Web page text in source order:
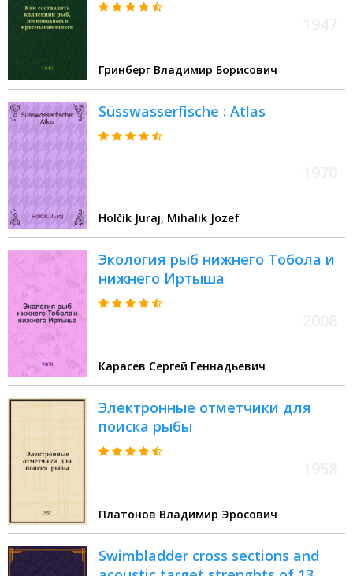
Гринберг Владимир Борисович
Süsswasserfische : Atlas
Holčík Juraj, Mihalik Jozef
Экология рыб нижнего Тобола и
нижнего Иртыша
Карасев Сергей Геннадьевич
Электронные отметчики для
поиска рыбы
Платонов Владимир Эросович
Swimbladder cross sections and